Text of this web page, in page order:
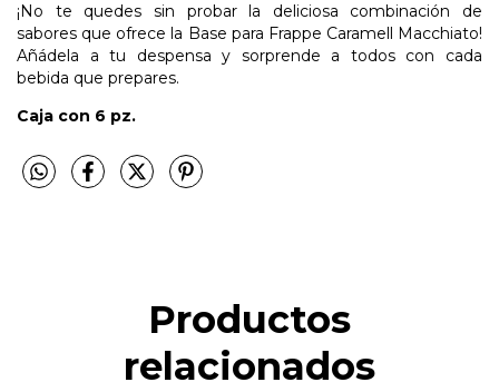
¡No te quedes sin probar la deliciosa combinación de
sabores que ofrece la Base para Frappe Caramell Macchiato!
Añádela a tu despensa y sorprende a todos con cada
bebida que prepares.
Caja con 6 pz.
Productos
relacionados